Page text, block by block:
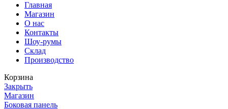
Главная
Магазин
О нас
Контакты
Шоу-румы
Склад
Производство
Корзина
Закрыть
Магазин
Боковая панель